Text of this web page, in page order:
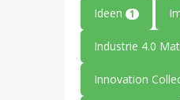
Ideen 1
Industrie 4.0
Innovation